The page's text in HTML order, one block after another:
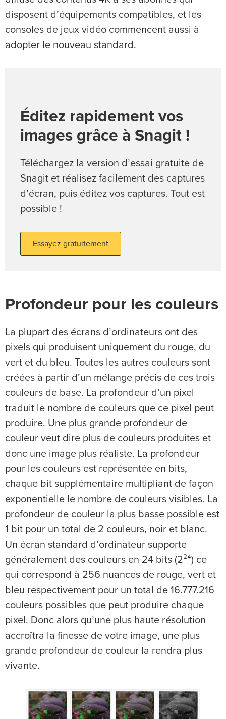
disposent d’équipements compatibles, et les
consoles de jeux vidéo commencent aussi à
adopter le nouveau standard.
Éditez rapidement vos
images grâce à Snagit !
Téléchargez la version d’essai gratuite de
Snagit et réalisez facilement des captures
d’écran, puis éditez vos captures. Tout est
possible !
Essayez gratuitement
Profondeur pour les couleurs
La plupart des écrans d’ordinateurs ont des
pixels qui produisent uniquement du rouge, du
vert et du bleu. Toutes les autres couleurs sont
créées à partir d’un mélange précis de ces trois
couleurs de base. La profondeur d’un pixel
traduit le nombre de couleurs que ce pixel peut
produire. Une plus grande profondeur de
couleur veut dire plus de couleurs produites et
donc une image plus réaliste. La profondeur
pour les couleurs est représentée en bits,
chaque bit supplémentaire multipliant de façon
exponentielle le nombre de couleurs visibles. La
profondeur de couleur la plus basse possible est
1 bit pour un total de 2 couleurs, noir et blanc.
Un écran standard d’ordinateur supporte
généralement des couleurs en 24 bits (2²⁴) ce
qui correspond à 256 nuances de rouge, vert et
bleu respectivement pour un total de 16.777.216
couleurs possibles que peut produire chaque
pixel. Donc alors qu’une plus haute résolution
accroîtra la finesse de votre image, une plus
grande profondeur de couleur la rendra plus
vivante.